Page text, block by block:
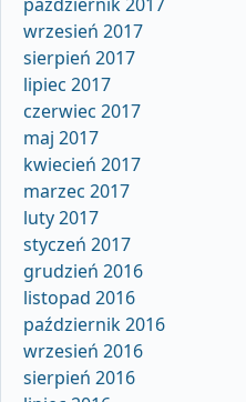
wrzesień 2017
sierpień 2017
lipiec 2017
czerwiec 2017
maj 2017
kwiecień 2017
marzec 2017
luty 2017
styczeń 2017
grudzień 2016
listopad 2016
październik 2016
wrzesień 2016
sierpień 2016